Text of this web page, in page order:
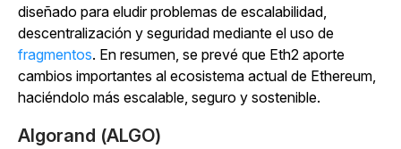
diseñado para eludir problemas de escalabilidad,
descentralización y seguridad mediante el uso de
fragmentos. En resumen, se prevé que Eth2 aporte
cambios importantes al ecosistema actual de Ethereum,
haciéndolo más escalable, seguro y sostenible.
Algorand (ALGO)